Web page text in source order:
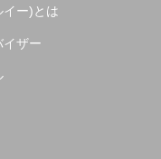
イー)とは
イザー